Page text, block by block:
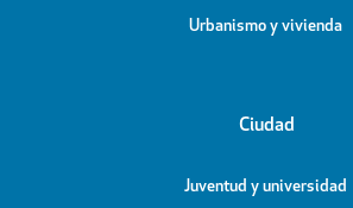
Urbanismo y vivienda
Ciudad
Juventud y universidad